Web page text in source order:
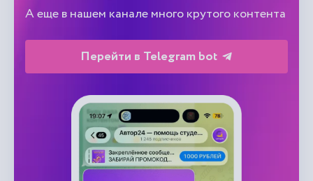
А еще в нашем канале много крутого контента
Перейти в Telegram bot